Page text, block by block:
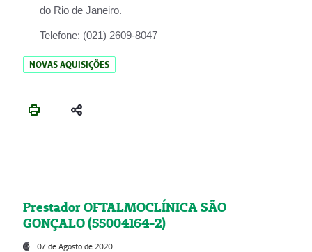
do Rio de Janeiro.
Telefone: (021) 2609-8047
NOVAS AQUISIÇÕES
Prestador OFTALMOCLÍNICA SÃO
GONÇALO (55004164-2)
07 de Agosto de 2020